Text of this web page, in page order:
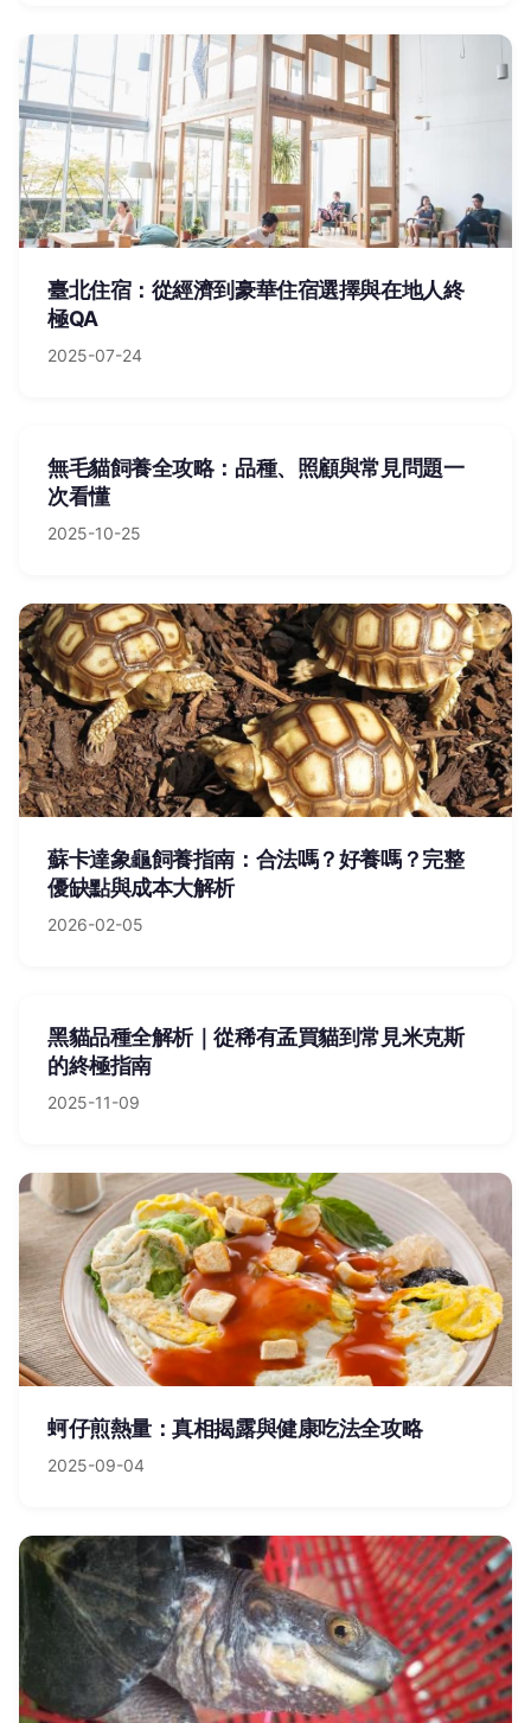
臺北住宿：從經濟到豪華住宿選擇與在地人終
極QA
2025-07-24
無毛貓飼養全攻略：品種、照顧與常見問題一
次看懂
2025-10-25
蘇卡達象龜飼養指南：合法嗎？好養嗎？完整
優缺點與成本大解析
2026-02-05
黑貓品種全解析｜從稀有孟買貓到常見米克斯
的終極指南
2025-11-09
蚵仔煎熱量：真相揭露與健康吃法全攻略
2025-09-04